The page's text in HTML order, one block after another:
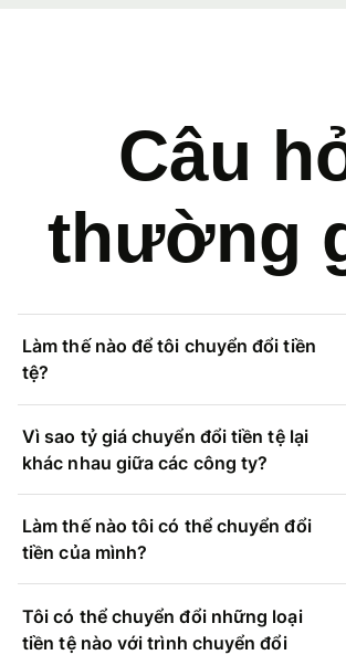
Câu
thường
Làm thế nào để tôi chuyển đổi tiền
tệ?
Vì sao tỷ giá chuyển đổi tiền tệ lại
khác nhau giữa các công ty?
Làm thế nào tôi có thể chuyển đổi
tiền của mình?
Tôi có thể chuyển đổi những loại
tiền tệ nào với trình chuyển đổi